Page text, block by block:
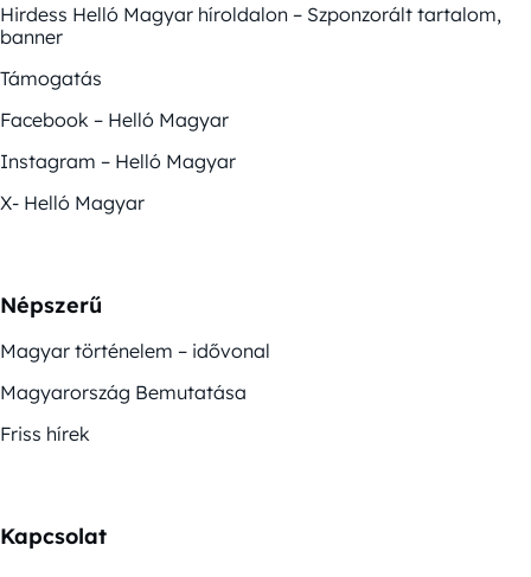
Hirdess Helló Magyar híroldalon – Szponzorált tartalom,
banner
Támogatás
Facebook – Helló Magyar
Instagram – Helló Magyar
X- Helló Magyar
Népszerű
Magyar történelem – idővonal
Magyarország Bemutatása
Friss hírek
Kapcsolat